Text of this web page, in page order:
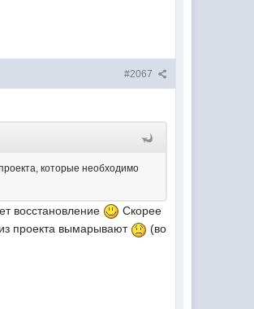
#2067
которые необходимо
восстановление
Скорее
проекта вымарывают
(во